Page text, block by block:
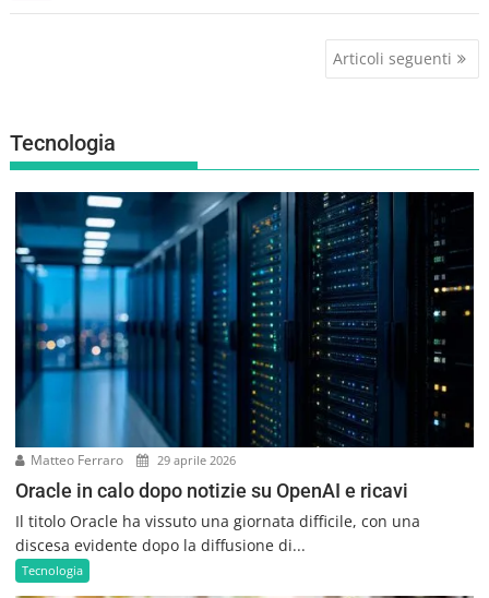
g
a
z
o
n
a
c
l
Articoli seguenti
Tecnologia
Matteo Ferraro 29 aprile 2026
Oracle in calo dopo notizie su OpenAI e ricavi
Il titolo Oracle ha vissuto una giornata difficile, con una
discesa evidente dopo la diffusione di...
Tecnologia